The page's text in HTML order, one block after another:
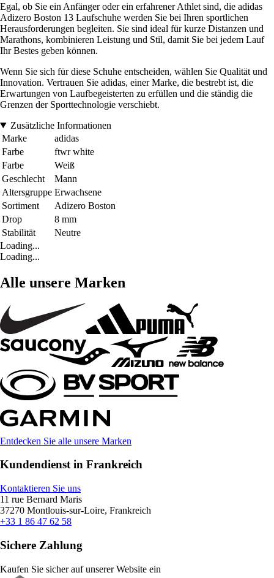
Egal, ob Sie ein Anfänger oder ein erfahrener Athlet sind, die adidas
Adizero Boston 13 Laufschuhe werden Sie bei Ihren sportlichen
Herausforderungen begleiten. Sie sind ideal für kurze Distanzen und
Marathons, kombinieren Leistung und Stil, damit Sie bei jedem Lauf
Ihr Bestes geben können.
Wenn Sie sich für diese Schuhe entscheiden, wählen Sie Qualität und
Innovation. Vertrauen Sie adidas, einer Marke, die bestrebt ist, die
Erwartungen von Laufbegeisterten zu erfüllen und die ständig die
Grenzen der Sporttechnologie verschiebt.
Zusätzliche Informationen
Marke
adidas
Farbe
ftwr white
Farbe
Weiß
Geschlecht
Mann
Altersgruppe Erwachsene
Sortiment
Adizero Boston
Drop
8 mm
Stabilität
Neutre
Loading...
Loading...
Alle unsere Marken
Entdecken Sie alle unsere Marken
Kundendienst in Frankreich
Kontaktieren Sie uns
11 rue Bernard Maris
37270 Montlouis-sur-Loire, Frankreich
+33 1 86 47 62 58
Sichere Zahlung
Kaufen Sie sicher auf unserer Website ein